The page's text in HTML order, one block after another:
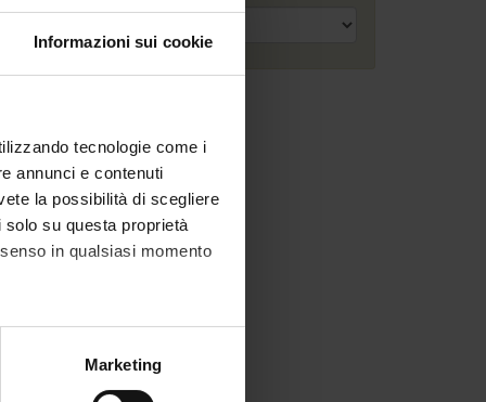
Informazioni sui cookie
tecnologie come i
annunci e contenuti
la possibilità di scegliere
su questa proprietà
in qualsiasi momento
metro,Marketing